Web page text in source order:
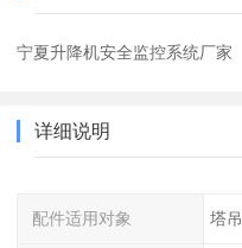
宁夏升降机安全监控系统厂家
详细说明
配件适用对象 塔吊